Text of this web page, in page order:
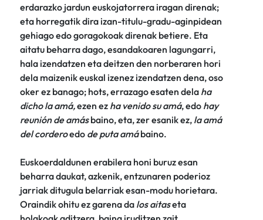
erdarazko jardun euskojatorrera iragan direnak;
eta horregatik dira izan-titulu-gradu-aginpidean
gehiago edo goragokoak direnak betiere. Eta
aitatu beharra dago, esandakoaren lagungarri,
hala izendatzen eta deitzen den norberaren hori
dela maizenik euskal izenez izendatzen dena, oso
oker ez banago; hots, errazago esaten dela ha
dicho la amá,ezen ez ha venido su amá, edo hay
reunión de amásbaino, eta, zer esanik ez, laamá
del corderoedo de puta amábaino.
Euskoerdaldunen erabilera honi buruz esan
beharra daukat, azkenik, entzunaren poderioz
jarriak ditugula belarriak esan-modu horietara.
Oraindik ohitu ez garena da los aitaseta